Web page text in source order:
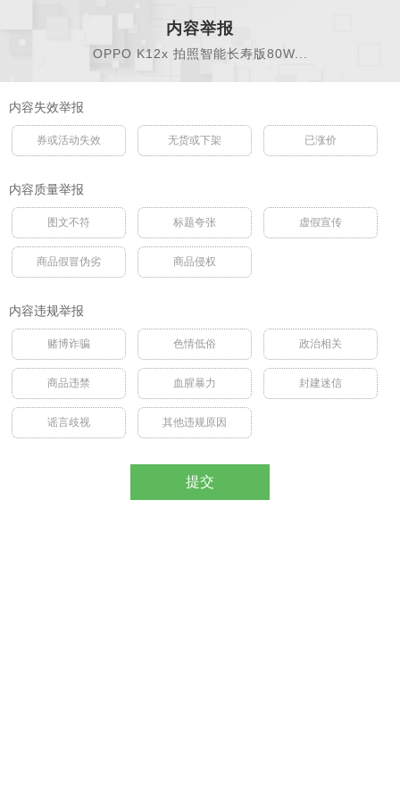
内容举报
OPPO K12x 拍照智能长寿版80W...
内容失效举报
券或活动失效 无货或下架 已涨价
内容质量举报
图文不符 标题夸张 虚假宣传
商品假冒伪劣 商品侵权
内容违规举报
赌博诈骗 色情低俗 政治相关
商品违禁 血腥暴力 封建迷信
谣言歧视 其他违规原因
提交